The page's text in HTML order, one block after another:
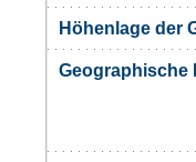
Höhenlage der
Geographische